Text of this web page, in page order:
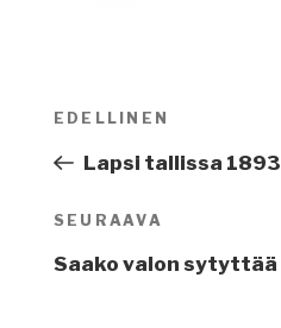
Artikkelien
Edellinen
artikkeli
EDELLINEN
Lapsi tallissa 1893
Seuraava
artikkeli
SEURAAVA
Saako valon sytyttää